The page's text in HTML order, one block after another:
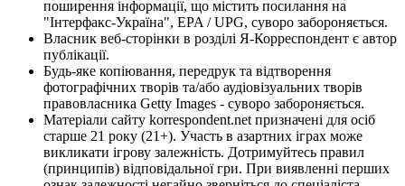
поширення інформації, що містить посилання на
"Інтерфакс-Україна", EPA / UPG, суворо забороняється.
Власник веб-сторінки в розділі Я-Корреспондент є автор
публікації.
Будь-яке копіювання, передрук та відтворення
фотографічних творів та/або аудіовізуальних творів
правовласника Getty Images - суворо забороняється.
Матеріали сайту korrespondent.net призначені для осіб
старше 21 року (21+). Участь в азартних іграх може
викликати ігрову залежність. Дотримуйтесь правил
(принципів) відповідальної гри. При виявленні перших